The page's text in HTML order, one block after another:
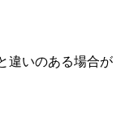
違いのある場合が